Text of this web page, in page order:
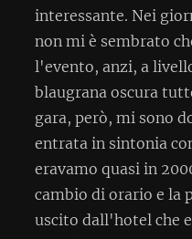
interessante. Nei
non mi è sembrato
l'evento, anzi, a
blaugrana oscura
gara, però, mi sono
entrata in sintonia
eravamo quasi in
cambio di orario e la
uscito dall'hotel che